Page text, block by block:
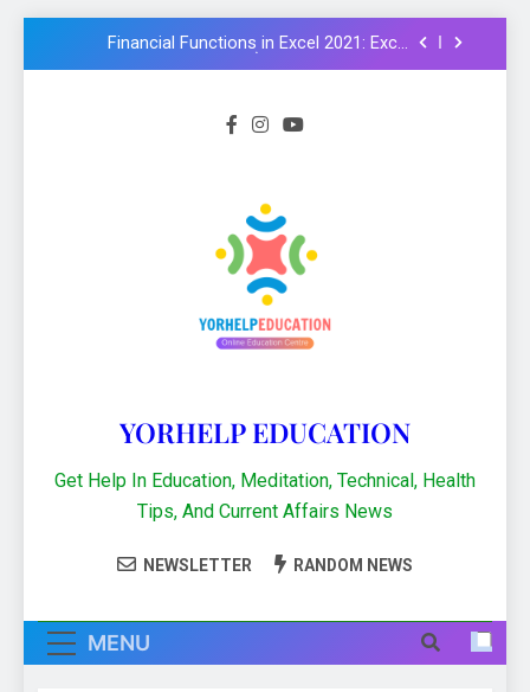
NMMS Rashtriya Aay Adharit Yogyta
get CCC certificate in 2024
Financial Functions in Excel 2021: Excel
Formula और Functions in Hindi
NMMS Rashtriya Aay Adharit Yogyta
chhatravratti Pariksha 2025-26: Know
important steps to apply
CCC Course: Know All important details to
get CCC certificate in 2024
YORHELP EDUCATION
Get Help In Education, Meditation, Technical, Health
Tips, And Current Affairs News
NEWSLETTER RANDOM NEWS
MENU